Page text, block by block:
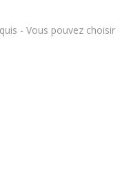
- Vous pouvez choisir